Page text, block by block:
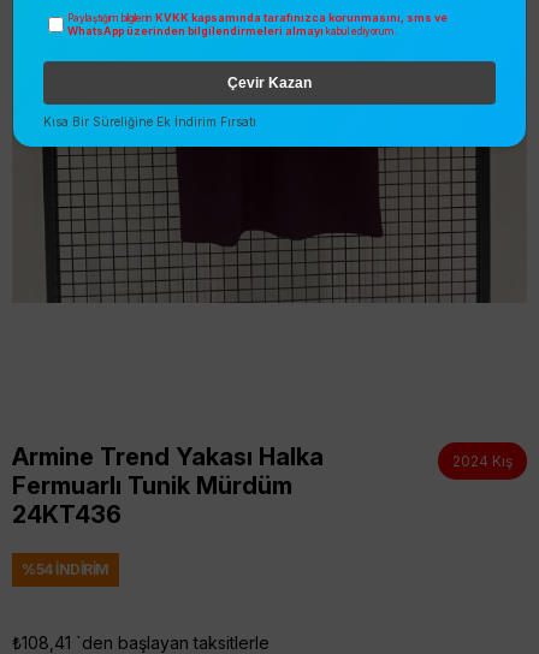
Armine Trend Yakası Halka
Fermuarlı Tunik Mürdüm
24KT436
2024 Kış
%54İNDIRIM
₺108,41 `den başlayan taksitlerle
Paylaştığım bilgilerin KVKK kapsamında tarafınızca korunmasını, sms ve
WhatsApp üzerinden bilgilendirmeleri almayı kabul ediyorum.
Çevir Kazan
Kısa Bir Süreliğine Ek İndirim Fırsatı